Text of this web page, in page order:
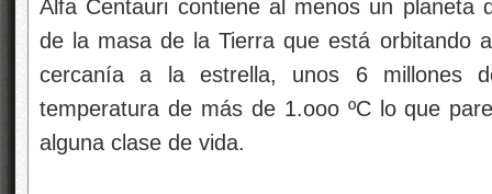
Alfa Centauri contiene al menos un planeta
de la masa de la Tierra que está orbitando
cercanía a la estrella, unos 6 millones
temperatura de más de 1.ooo ºC lo que
alguna clase de vida.